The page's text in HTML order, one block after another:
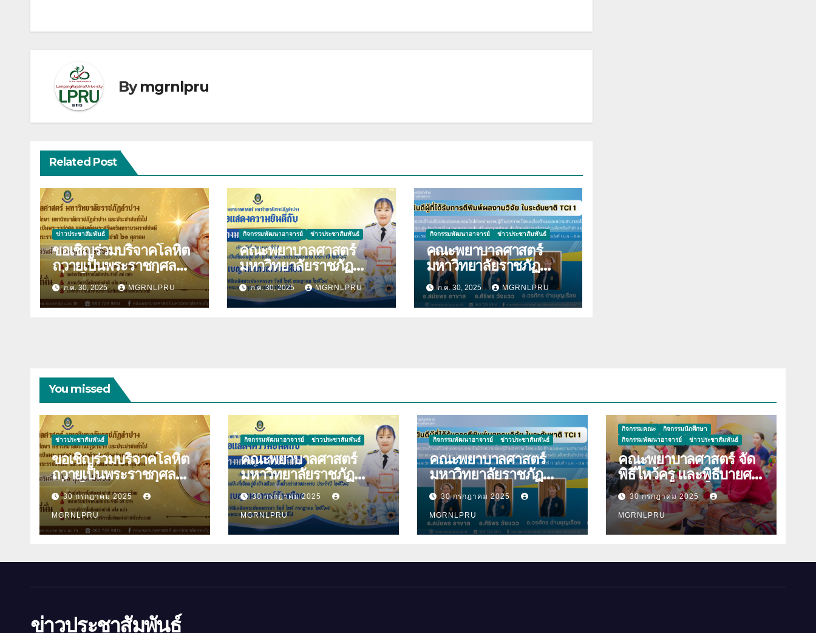
Bymgrnlpru
Related Post
ข่าวประชาสัมพันธ์
ขอเชิญร่วมบริจาคโลหิต
ถวายเป็นพระราชกุศล
เนื่องในวันคล้ายวันพระ
ราชสมภพสมเด็จพระศรี
นครินทราบรมราชชนนี
ก.ค. 30, 2025 MGRNLPRU
กิจกรรมพัฒนาอาจารย์ ข่าวประชาสัมพันธ์
คณะพยาบาลศาสตร์
มหาวิทยาลัยราชภัฏ
ลำปาง ขอแสดงความ
ยินดีกับ นางมนันญา สาย
ปินตา ที่ได้รับ
ก.ค. 30, 2025 MGRNLPRU
กิจกรรมพัฒนาอาจารย์ ข่าวประชาสัมพันธ์
คณะพยาบาลศาสตร์
มหาวิทยาลัยราชภัฏ
ลำปาง ขอแสดงความ
ยินดีกับบุคลากร เนื่องใน
โอกาสที่ได้รับการตีพิมพ์
ก.ค. 30, 2025 MGRNLPRU
You missed
ข่าวประชาสัมพันธ์
ขอเชิญร่วมบริจาคโลหิต
ถวายเป็นพระราชกุศล
เนื่องในวันคล้ายวันพระ
ราชสมภพสมเด็จพระศรี
นครินทราบรมราชชนนี
และวันพยาบาลแห่งชาติ
30 กรกฎาคม 2025
MGRNLPRU
กิจกรรมพัฒนาอาจารย์ ข่าวประชาสัมพันธ์
คณะพยาบาลศาสตร์
มหาวิทยาลัยราชภัฏ
ลำปาง ขอแสดงความ
ยินดีกับ นางมนันญา สาย
ปินตา ที่ได้รับ
พระราชทานเครื่องราช
30 กรกฎาคม 2025
MGRNLPRU
กิจกรรมพัฒนาอาจารย์ ข่าวประชาสัมพันธ์
คณะพยาบาลศาสตร์
มหาวิทยาลัยราชภัฏ
ลำปาง ขอแสดงความ
ยินดีกับบุคลากร เนื่องใน
โอกาสที่ได้รับการตีพิมพ์
ผลงานวิจัย
30 กรกฎาคม 2025
MGRNLPRU
กิจกรรมคณะ
กิจกรรมนักศึกษา
กิจกรรมพัฒนาอาจารย์
ข่าวประชาสัมพันธ์
คณะพยาบาลศาสตร์ จัด
พิธีไหว้ครู และพิธีบายศรี
สู่ขวัญนักศึกษาใหม่
ประจำปีการศึกษา 2568
30 กรกฎาคม 2025
MGRNLPRU
ข่าวประชาสัมพันธ์